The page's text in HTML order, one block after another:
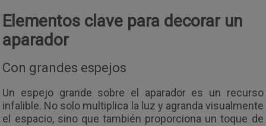
Elementos clave para decorar un
aparador
Con grandes espejos
Un espejo grande sobre el aparador es un recurso
infalible. No solo multiplica la luz y agranda visualmente
el espacio, sino que también proporciona un toque de